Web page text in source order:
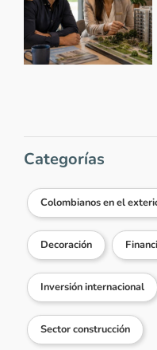
Categorías
Colombianos en el
Decoración
Inversión internacional
Sector construcción